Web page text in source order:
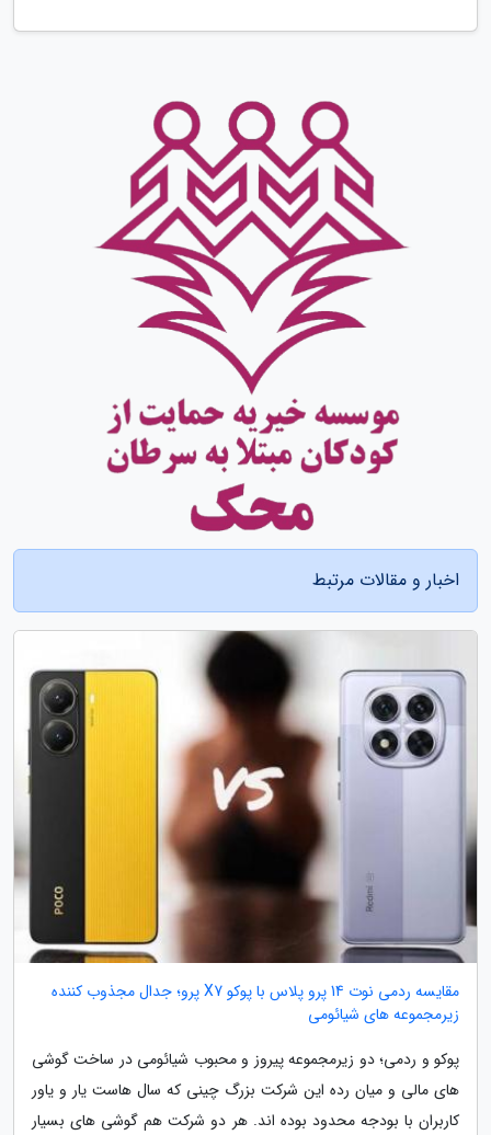
اخبار و مقالات مرتبط
مقایسه ردمی نوت 14 پرو پلاس با پوکو X7 پرو؛ جدال مجذوب کننده
زیرمجموعه های شیائومی
پوکو و ردمی؛ دو زیرمجموعه پیروز و محبوب شیائومی در ساخت گوشی
های مالی و میان رده این شرکت بزرگ چینی که سال هاست یار و یاور
کاربران با بودجه محدود بوده اند. هر دو شرکت هم گوشی های بسیار